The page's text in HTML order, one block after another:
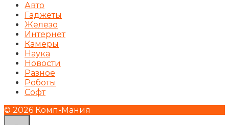
Авто
Гаджеты
Железо
Интернет
Камеры
Наука
Новости
Разное
Роботы
Софт
© 2026 Комп-Мания